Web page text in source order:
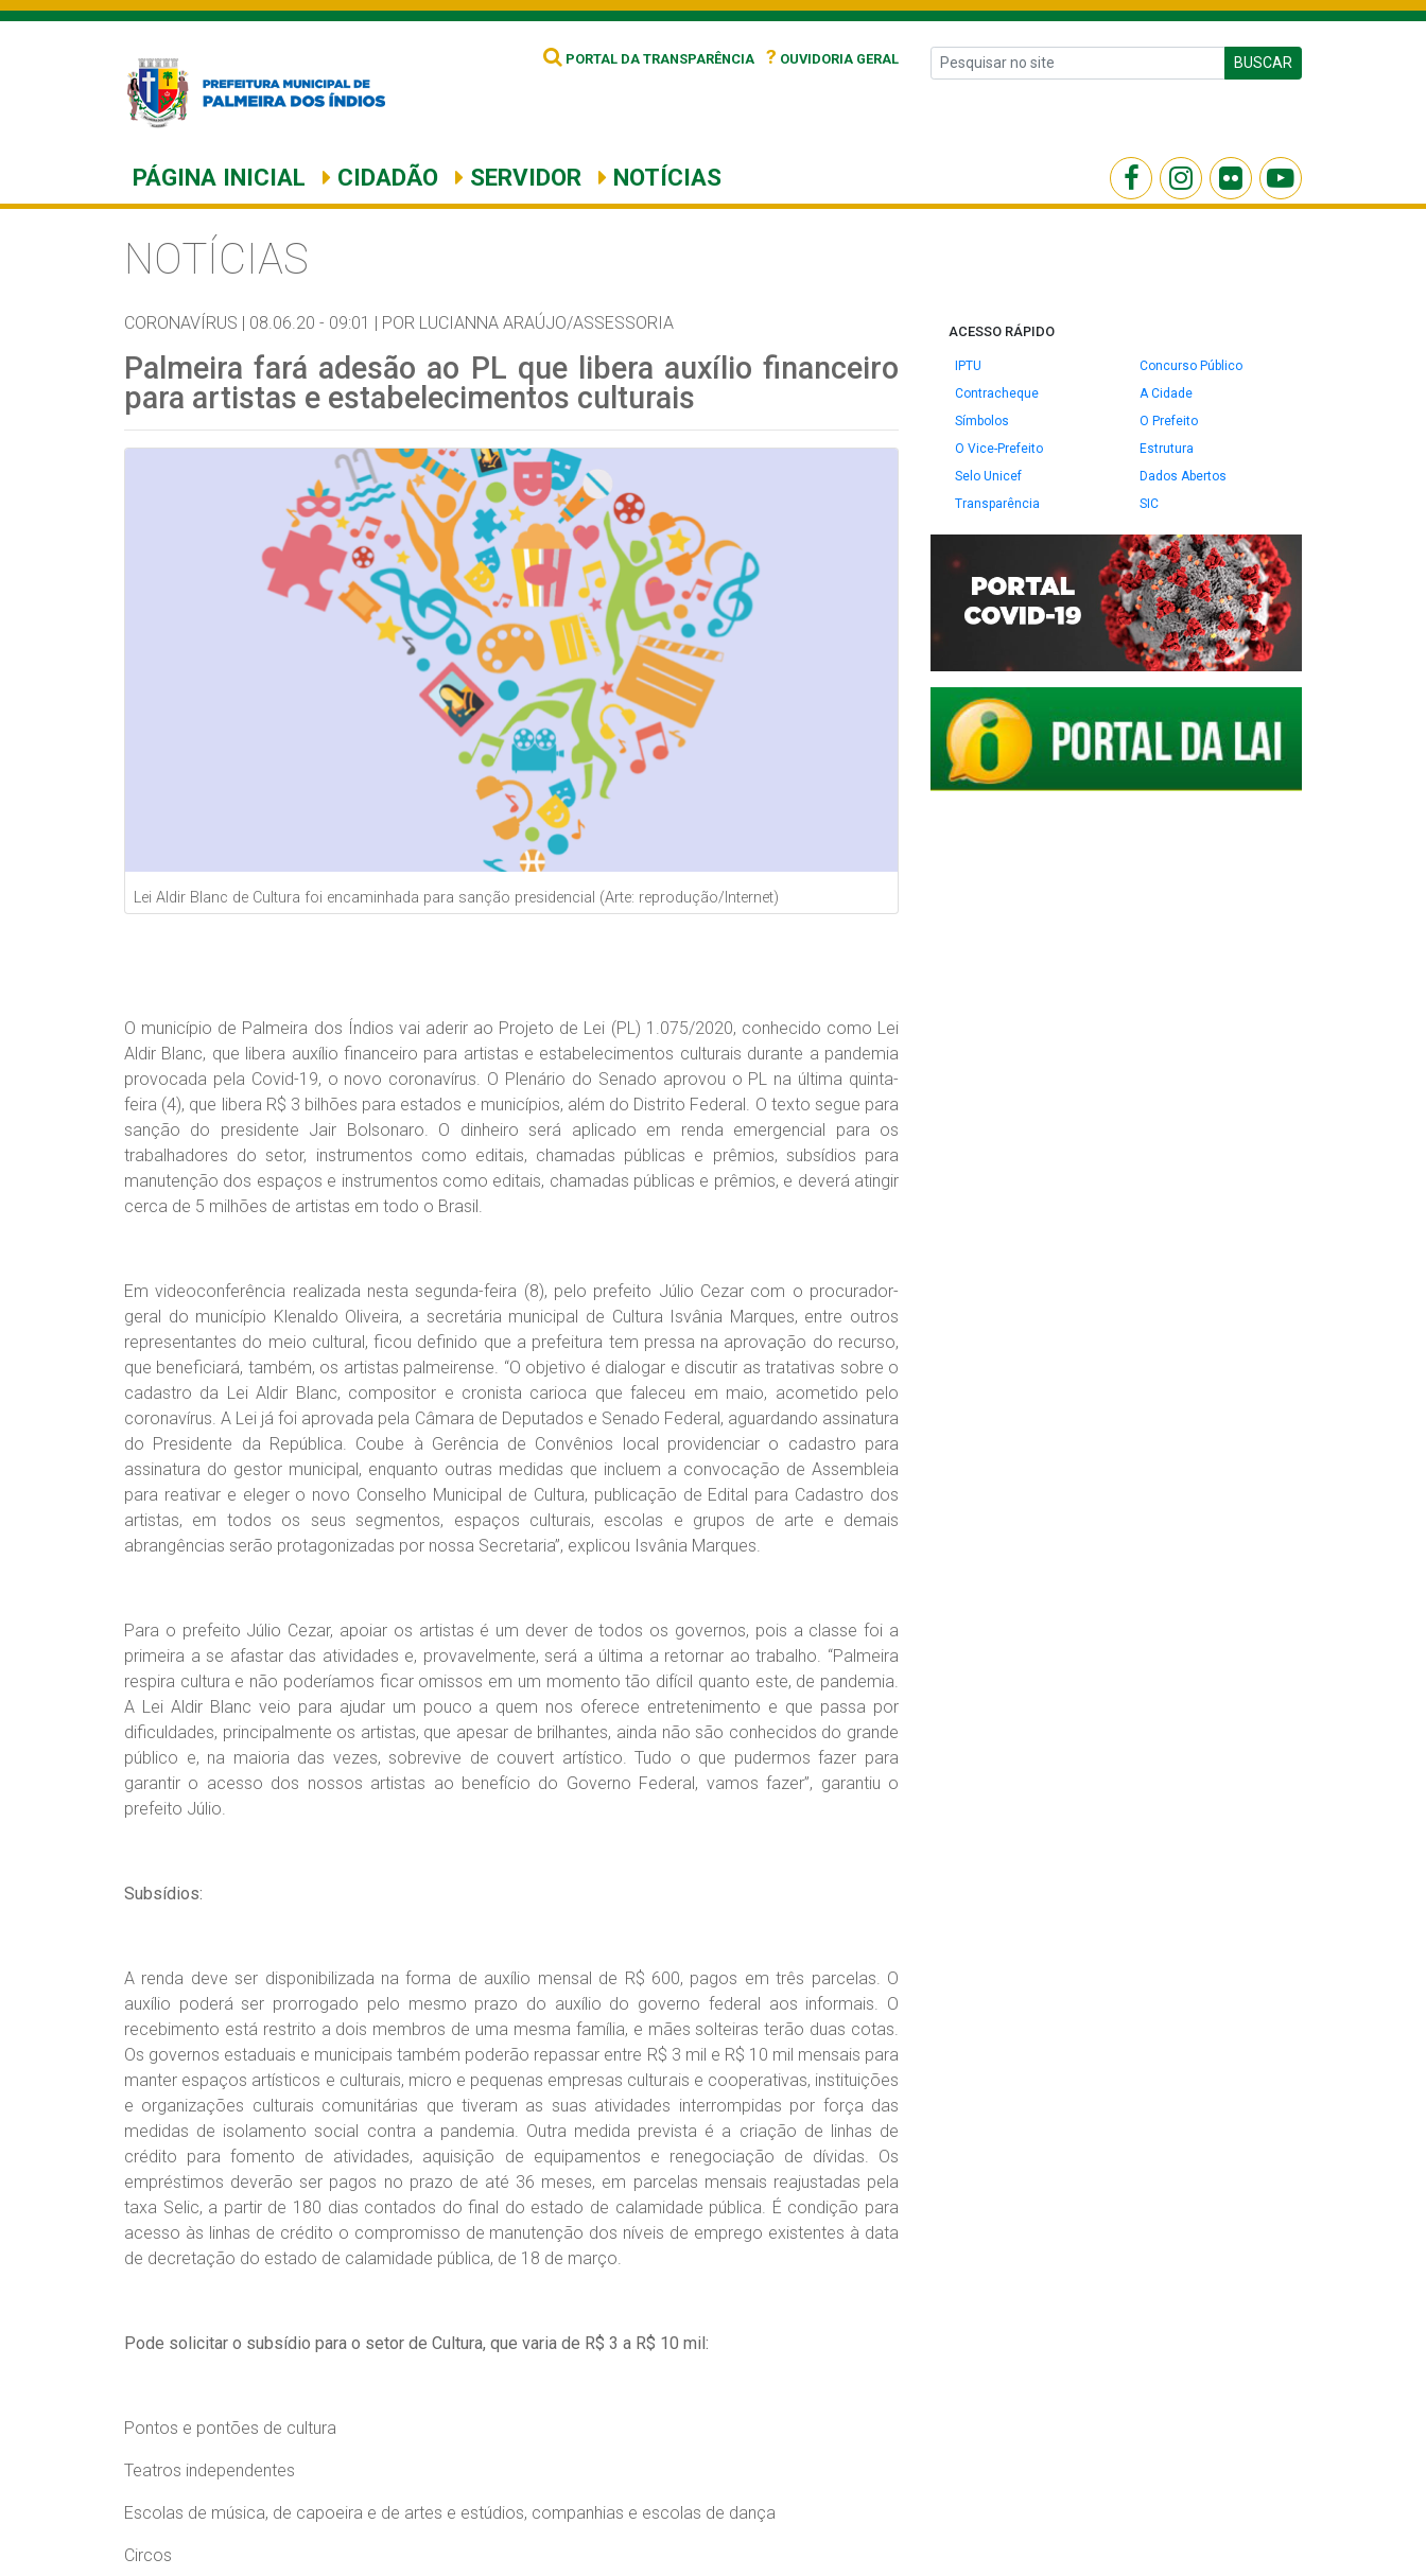
PORTAL DA TRANSPARÊNCIA ? OUVIDORIA GERAL BUSCAR
PÁGINA INICIAL CIDADÃO SERVIDOR NOTÍCIAS
NOTÍCIAS
CORONAVÍRUS | 08.06.20 - 09:01 | POR LUCIANNA ARAÚJO/ASSESSORIA
Palmeira fará adesão ao PL que libera auxílio financeiro
para artistas e estabelecimentos culturais
Lei Aldir Blanc de Cultura foi encaminhada para sanção presidencial (Arte: reprodução/Internet)
O município de Palmeira dos Índios vai aderir ao Projeto de Lei (PL) 1.075/2020, conhecido como Lei
Aldir Blanc, que libera auxílio financeiro para artistas e estabelecimentos culturais durante a pandemia
provocada pela Covid-19, o novo coronavírus. O Plenário do Senado aprovou o PL na última quinta-
feira (4), que libera R$ 3 bilhões para estados e municípios, além do Distrito Federal. O texto segue para
sanção do presidente Jair Bolsonaro. O dinheiro será aplicado em renda emergencial para os
trabalhadores do setor, instrumentos como editais, chamadas públicas e prêmios, subsídios para
manutenção dos espaços e instrumentos como editais, chamadas públicas e prêmios, e deverá atingir
cerca de 5 milhões de artistas em todo o Brasil.
Em videoconferência realizada nesta segunda-feira (8), pelo prefeito Júlio Cezar com o procurador-
geral do município Klenaldo Oliveira, a secretária municipal de Cultura Isvânia Marques, entre outros
representantes do meio cultural, ficou definido que a prefeitura tem pressa na aprovação do recurso,
que beneficiará, também, os artistas palmeirense. “O objetivo é dialogar e discutir as tratativas sobre o
cadastro da Lei Aldir Blanc, compositor e cronista carioca que faleceu em maio, acometido pelo
coronavírus. A Lei já foi aprovada pela Câmara de Deputados e Senado Federal, aguardando assinatura
do Presidente da República. Coube à Gerência de Convênios local providenciar o cadastro para
assinatura do gestor municipal, enquanto outras medidas que incluem a convocação de Assembleia
para reativar e eleger o novo Conselho Municipal de Cultura, publicação de Edital para Cadastro dos
artistas, em todos os seus segmentos, espaços culturais, escolas e grupos de arte e demais
abrangências serão protagonizadas por nossa Secretaria”, explicou Isvânia Marques.
Para o prefeito Júlio Cezar, apoiar os artistas é um dever de todos os governos, pois a classe foi a
primeira a se afastar das atividades e, provavelmente, será a última a retornar ao trabalho. “Palmeira
respira cultura e não poderíamos ficar omissos em um momento tão difícil quanto este, de pandemia.
A Lei Aldir Blanc veio para ajudar um pouco a quem nos oferece entretenimento e que passa por
dificuldades, principalmente os artistas, que apesar de brilhantes, ainda não são conhecidos do grande
público e, na maioria das vezes, sobrevive de couvert artístico. Tudo o que pudermos fazer para
garantir o acesso dos nossos artistas ao benefício do Governo Federal, vamos fazer”, garantiu o
prefeito Júlio.
Subsídios:
A renda deve ser disponibilizada na forma de auxílio mensal de R$ 600, pagos em três parcelas. O
auxílio poderá ser prorrogado pelo mesmo prazo do auxílio do governo federal aos informais. O
recebimento está restrito a dois membros de uma mesma família, e mães solteiras terão duas cotas.
Os governos estaduais e municipais também poderão repassar entre R$ 3 mil e R$ 10 mil mensais para
manter espaços artísticos e culturais, micro e pequenas empresas culturais e cooperativas, instituições
e organizações culturais comunitárias que tiveram as suas atividades interrompidas por força das
medidas de isolamento social contra a pandemia. Outra medida prevista é a criação de linhas de
crédito para fomento de atividades, aquisição de equipamentos e renegociação de dívidas. Os
empréstimos deverão ser pagos no prazo de até 36 meses, em parcelas mensais reajustadas pela
taxa Selic, a partir de 180 dias contados do final do estado de calamidade pública. É condição para
acesso às linhas de crédito o compromisso de manutenção dos níveis de emprego existentes à data
de decretação do estado de calamidade pública, de 18 de março.
Pode solicitar o subsídio para o setor de Cultura, que varia de R$ 3 a R$ 10 mil:
Pontos e pontões de cultura
Teatros independentes
Escolas de música, de capoeira e de artes e estúdios, companhias e escolas de dança
Circos
ACESSO RÁPIDO
IPTU
Concurso Público
Contracheque
A Cidade
Símbolos
O Prefeito
O Vice-Prefeito
Estrutura
Selo Unicef
Dados Abertos
Transparência
SIC